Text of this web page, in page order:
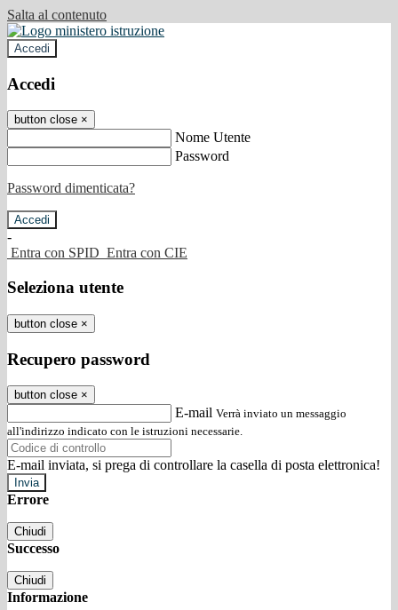
Salta al contenuto
Accedi
Accedi
button close ×
Nome Utente
Password
Password dimenticata?
-
Entra con SPID Entra con CIE
Seleziona utente
button close ×
Recupero password
button close ×
E-mail Verrà inviato un messaggio
all'indirizzo indicato con le istruzioni necessarie.
E-mail inviata, si prega di controllare la casella di posta elettronica!
Errore
Chiudi
Successo
Chiudi
Informazione